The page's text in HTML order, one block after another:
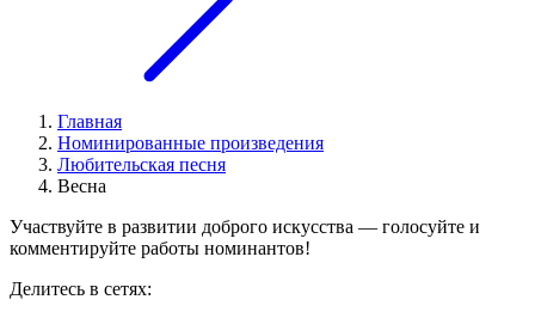
Главная
Номинированные произведения
Любительская песня
Весна
Участвуйте в развитии доброго искусства — голосуйте и
комментируйте работы номинантов!
Делитесь в сетях: